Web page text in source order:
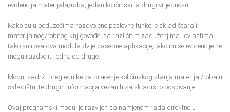
evidencija materijala/roba, jedan količinski, a drugi vrijednosni.
Kako su u poduzećima razdvojene poslovne funkcije skladištara i
materijalnog/robnog knjigovođe, sa različitim zaduženjima i ovlastima,
tako su i ova dva modula dvije zasebne aplikacije, iako im se evidencije ne
mogu razdvojiti jedna od druge.
Modul sadrži preglednike za praćenje količinskog stanja materijal/roba u
skladištu, te drugih informacija vezanih za skladišno poslovanje.
Ovaj programski modul je razvijen sa namjenom rada direktno u